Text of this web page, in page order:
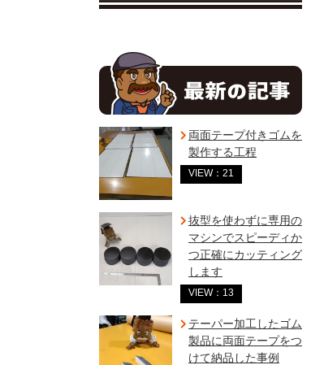
両面テープ付きゴムを
製作する工程
VIEW：21
抜型を使わずに専用の
マシンでスピーディか
つ正確にカッティング
します
VIEW：13
テーパー加工したゴム
製品に両面テープをつ
けて納品した事例